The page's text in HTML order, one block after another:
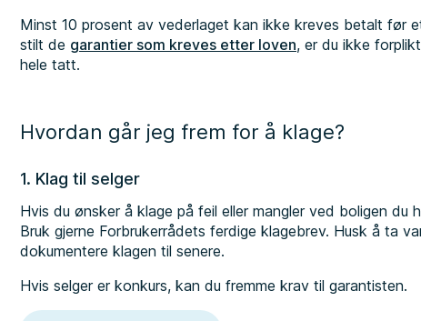
Minst 10 prosent av vederlaget kan ikke kreves betalt før
stilt de garantier som kreves etter loven, er du ikke
hele tatt.
Hvordan går jeg frem for å klage?
1. Klag til selger
Hvis du ønsker å klage på feil eller mangler ved boligen du
Bruk gjerne Forbrukerrådets ferdige klagebrev. Husk å ta
dokumentere klagen til senere.
Hvis selger er konkurs, kan du fremme krav til garantisten.